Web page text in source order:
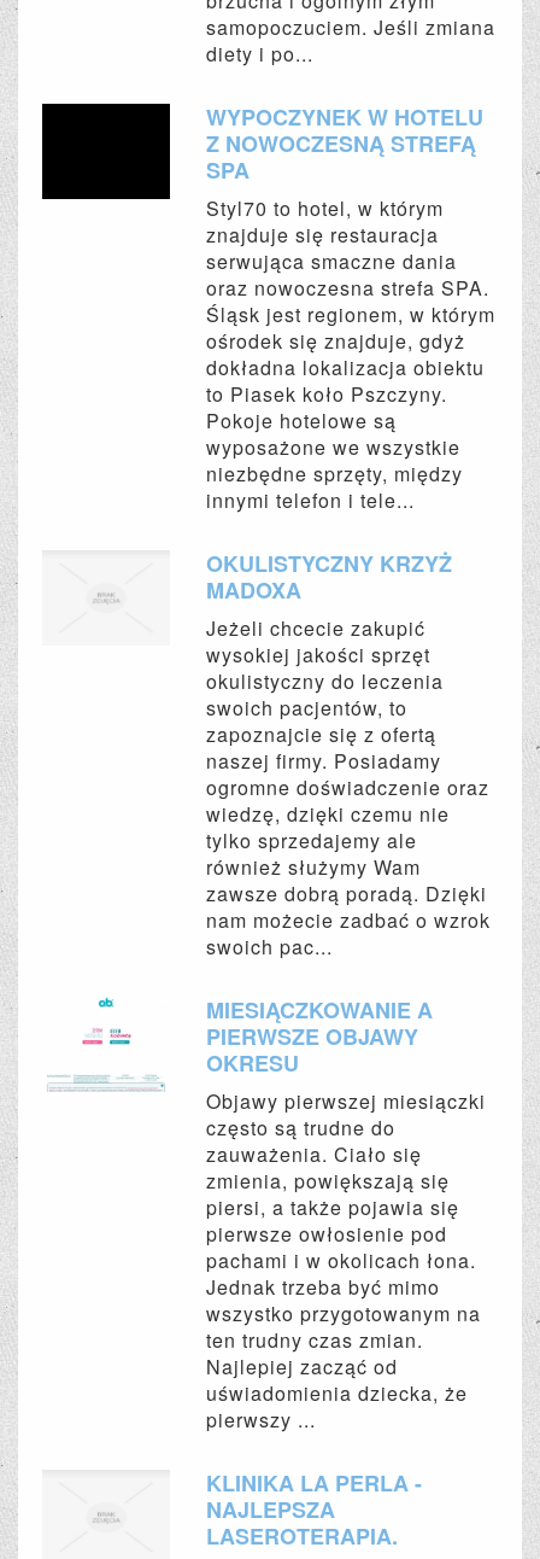
samopoczuciem. Jeśli zmiana
diety i po...
WYPOCZYNEK W HOTELU
Z NOWOCZESNĄ STREFĄ
SPA
Styl70 to hotel, w którym
znajduje się restauracja
serwująca smaczne dania
oraz nowoczesna strefa SPA.
Śląsk jest regionem, w którym
ośrodek się znajduje, gdyż
dokładna lokalizacja obiektu
to Piasek koło Pszczyny.
Pokoje hotelowe są
wyposażone we wszystkie
niezbędne sprzęty, między
innymi telefon i tele...
OKULISTYCZNY KRZYŻ
MADOXA
Jeżeli chcecie zakupić
wysokiej jakości sprzęt
okulistyczny do leczenia
swoich pacjentów, to
zapoznajcie się z ofertą
naszej firmy. Posiadamy
ogromne doświadczenie oraz
wiedzę, dzięki czemu nie
tylko sprzedajemy ale
również służymy Wam
zawsze dobrą poradą. Dzięki
nam możecie zadbać o wzrok
swoich pac...
MIESIĄCZKOWANIE A
PIERWSZE OBJAWY
OKRESU
Objawy pierwszej miesiączki
często są trudne do
zauważenia. Ciało się
zmienia, powiększają się
piersi, a także pojawia się
pierwsze owłosienie pod
pachami i w okolicach łona.
Jednak trzeba być mimo
wszystko przygotowanym na
ten trudny czas zmian.
Najlepiej zacząć od
uświadomienia dziecka, że
pierwszy ...
KLINIKA LA PERLA -
NAJLEPSZA
LASEROTERAPIA.